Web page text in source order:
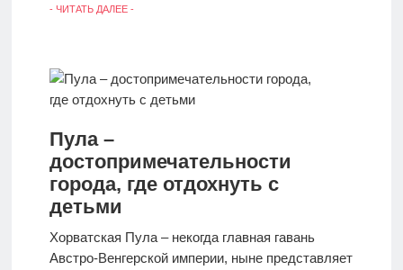
- ЧИТАТЬ ДАЛЕЕ -
Пула –
достопримечательности
города, где отдохнуть с
детьми
Хорватская Пула – некогда главная гавань
Австро-Венгерской империи, ныне представляет